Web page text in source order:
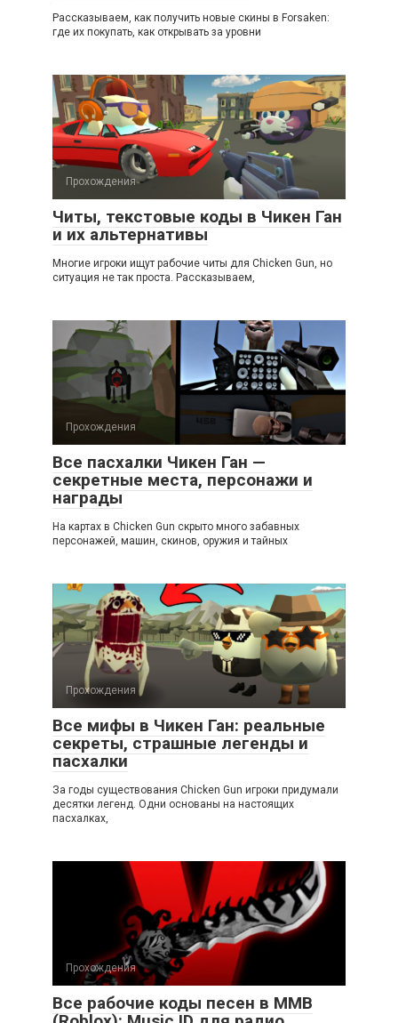
Рассказываем, как получить новые скины в Forsaken:
где их покупать, как открывать за уровни
Прохождения
Читы, текстовые коды в Чикен Ган
и их альтернативы
Многие игроки ищут рабочие читы для Chicken Gun, но
ситуация не так проста. Рассказываем,
Прохождения
Все пасхалки Чикен Ган —
секретные места, персонажи и
награды
На картах в Chicken Gun скрыто много забавных
персонажей, машин, скинов, оружия и тайных
Прохождения
Все мифы в Чикен Ган: реальные
секреты, страшные легенды и
пасхалки
За годы существования Chicken Gun игроки придумали
десятки легенд. Одни основаны на настоящих
пасхалках,
Прохождения
Все рабочие коды песен в ММВ